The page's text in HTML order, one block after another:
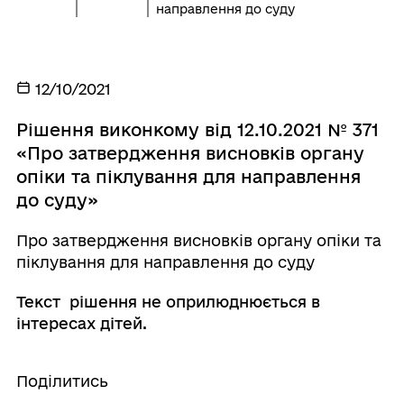
направлення до суду
12/10/2021
Рішення виконкому від 12.10.2021 № 371
«Про затвердження висновків органу
опіки та піклування для направлення
до суду»
Про затвердження висновків органу опіки та
піклування для направлення до суду
Текст рішення не оприлюднюється в
інтересах дітей.
Поділитись